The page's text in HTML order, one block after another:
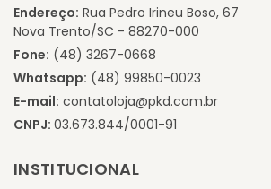
Endereço: Rua Pedro Irineu Boso, 67
Nova Trento/SC - 88270-000
Fone: (48) 3267-0668
Whatsapp: (48) 99850-0023
E-mail: contatoloja@pkd.com.br
CNPJ: 03.673.844/0001-91
INSTITUCIONAL